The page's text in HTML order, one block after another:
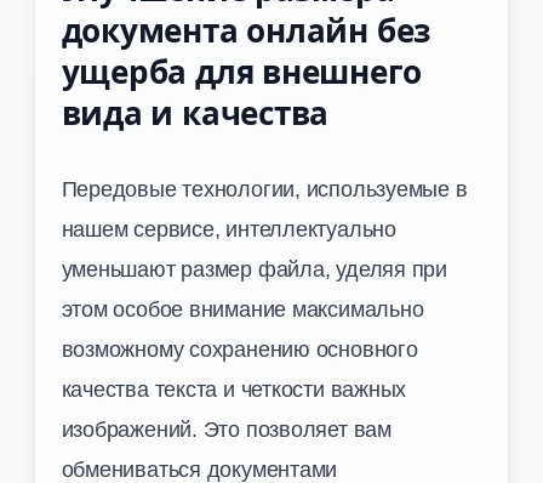
документа онлайн без
ущерба для внешнего
вида и качества
Передовые технологии, используемые в
нашем сервисе, интеллектуально
уменьшают размер файла, уделяя при
этом особое внимание максимально
возможному сохранению основного
качества текста и четкости важных
изображений. Это позволяет вам
обмениваться документами